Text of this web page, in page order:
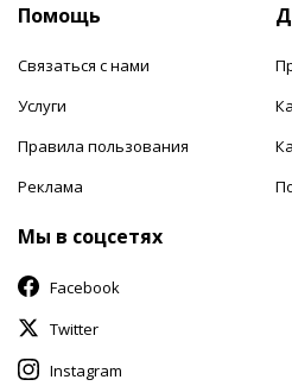
Помощь
Связаться с нами
Услуги
Правила пользования
Реклама
Мы в соцсетях
Facebook
Twitter
Instagram